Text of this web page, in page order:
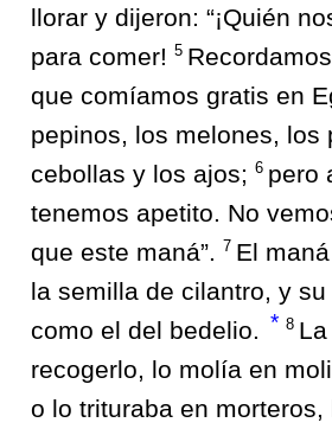
llorar y dijeron: “¡Quién
para comer! 5
que comíamos gratis en
pepinos, los melones, los
cebollas y los ajos; 6 pero
tenemos apetito. No
que este maná”. 7 El
la semilla de cilantro, y
como el del bedelio. * 8
recogerlo, lo molía en
o lo trituraba en